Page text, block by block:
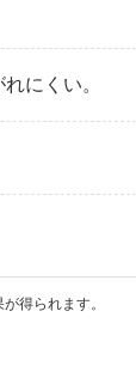
にくい。
得られます。